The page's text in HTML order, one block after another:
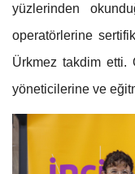
yüzlerinden
operatörlerine
Ürkmez takdim etti.
yöneticilerine ve